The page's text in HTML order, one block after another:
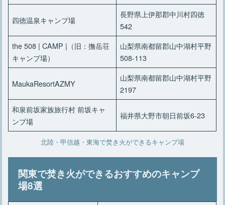
四徳温泉キャンプ場
長野県上伊那郡中川村四徳
542
the 508 | CAMP |（旧：撫岳荘
キャンプ場）
山梨県南都留郡山中湖村平野
508-113
MaukaResortAZMY
山梨県南都留郡山中湖村平野
2197
和泉前坂家族旅行村 前坂キャ
ンプ場
福井県大野市朝日前坂6-23
北陸・甲信越・東海で焚き火ができるキャンプ場
関東で焚き火ができるおすすめのキャンプ
場8選